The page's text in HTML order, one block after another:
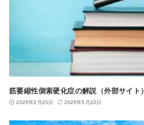
筋萎縮性側索硬化症の解説（外部サイト）
2025年2月25日 2025年5月22日